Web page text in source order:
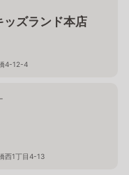
ッズランド本店
4-12-4
西1丁目4-13